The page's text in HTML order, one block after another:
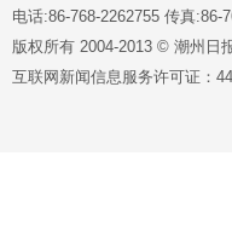
电话:86-768-2262755 传真:86-
版权所有 2004-2013 © 潮州日
互联网新闻信息服务许可证：